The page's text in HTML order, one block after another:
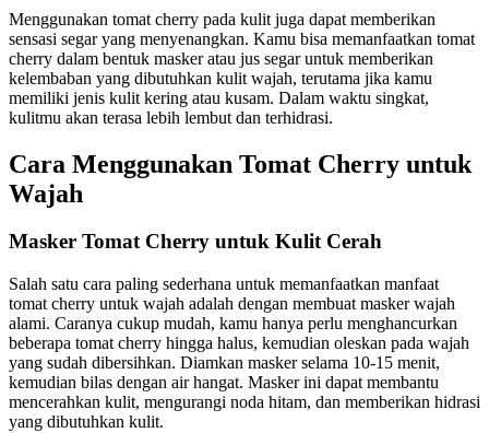
Menggunakan tomat cherry pada kulit juga dapat memberikan
sensasi segar yang menyenangkan. Kamu bisa memanfaatkan tomat
cherry dalam bentuk masker atau jus segar untuk memberikan
kelembaban yang dibutuhkan kulit wajah, terutama jika kamu
memiliki jenis kulit kering atau kusam. Dalam waktu singkat,
kulitmu akan terasa lebih lembut dan terhidrasi.
Cara Menggunakan Tomat Cherry untuk
Wajah
Masker Tomat Cherry untuk Kulit Cerah
Salah satu cara paling sederhana untuk memanfaatkan manfaat
tomat cherry untuk wajah adalah dengan membuat masker wajah
alami. Caranya cukup mudah, kamu hanya perlu menghancurkan
beberapa tomat cherry hingga halus, kemudian oleskan pada wajah
yang sudah dibersihkan. Diamkan masker selama 10-15 menit,
kemudian bilas dengan air hangat. Masker ini dapat membantu
mencerahkan kulit, mengurangi noda hitam, dan memberikan hidrasi
yang dibutuhkan kulit.